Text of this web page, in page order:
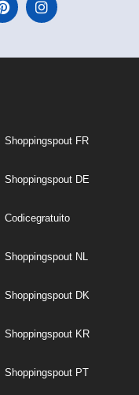
Shoppingspout FR
Shoppingspout DE
Codicegratuito
Shoppingspout NL
Shoppingspout DK
Shoppingspout KR
Shoppingspout PT